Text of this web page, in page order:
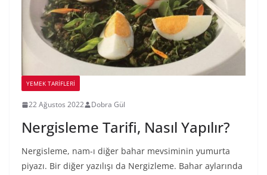
YEMEK TARİFLERİ
22 Ağustos 2022 Dobra Gül
Nergisleme Tarifi, Nasıl Yapılır?
Nergisleme, nam-ı diğer bahar mevsiminin yumurta
piyazı. Bir diğer yazılışı da Nergizleme. Bahar aylarında